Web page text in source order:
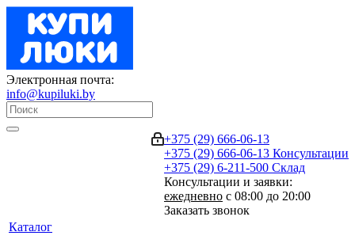
Электронная почта:
info@kupiluki.by
+375 (29) 666-06-13
+375 (29) 666-06-13 Консультации
+375 (29) 6-211-500 Склад
Консультации и заявки:
ежедневно с 08:00 до 20:00
Заказать звонок
Каталог